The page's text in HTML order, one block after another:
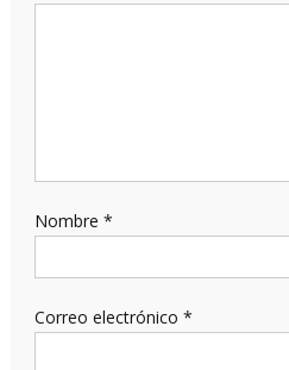
Nombre *
Correo electrónico *